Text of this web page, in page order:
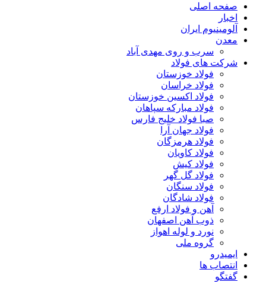
صفحه اصلی
اخبار
آلومینیوم ایران
معدن
سرب و روی مهدی آباد
شرکت های فولاد
فولاد خوزستان
فولاد خراسان
فولاد اکسین خوزستان
فولاد مبارکه سپاهان
صبا فولاد خلیج فارس
فولاد جهان آرا
فولاد هرمزگان
فولاد کاویان
فولاد کیش
فولاد گل گهر
فولاد سنگان
فولاد شادگان
آهن و فولاد ارفع
ذوب آهن اصفهان
نورد و لوله اهواز
گروه ملی
ایمیدرو
انتصاب ها
گفتگو